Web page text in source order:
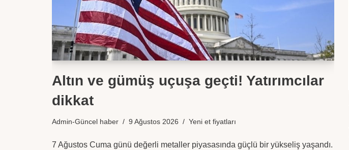
Altın ve gümüş uçuşa geçti! Yatırımcılar
dikkat
Admin-Güncel haber 9 Ağustos 2026 Yeni et fiyatları
7 Ağustos Cuma günü değerli metaller piyasasında güçlü bir yükseliş yaşandı.